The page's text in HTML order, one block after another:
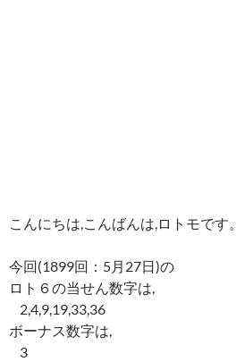
こんにちは,こんばんは,ロトモです。
今回(1899回：5月27日)の
ロト６の当せん数字は,
2,4,9,19,33,36
ボーナス数字は,
3